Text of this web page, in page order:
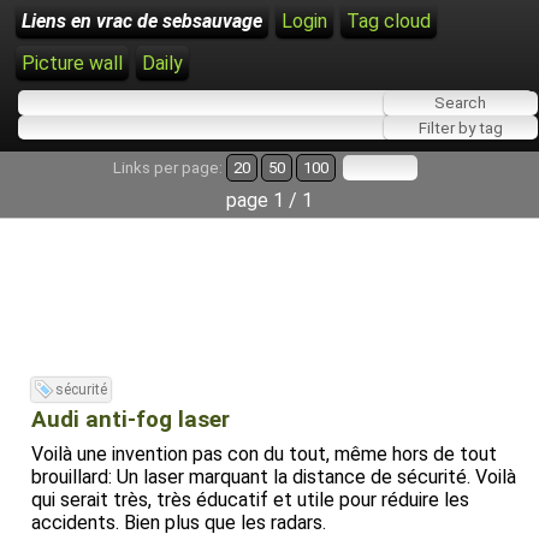
Liens en vrac de sebsauvage Login
Tag cloud
Picture wall
Daily
Links per page: 20 50 100
page 1 / 1
sécurité
Audi anti-fog laser
Voilà une invention pas con du tout, même hors de tout
brouillard: Un laser marquant la distance de sécurité. Voilà
qui serait très, très éducatif et utile pour réduire les
accidents. Bien plus que les radars.